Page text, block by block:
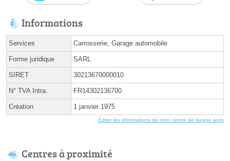
Informations
Services Carrosserie, Garage automobile
Forme juridique SARL
SIRET 30213670000010
N° TVA Intra. FR14302136700
Création 1 janvier 1975
Éditer les informations de mon centre de lavage auto
Centres à proximité